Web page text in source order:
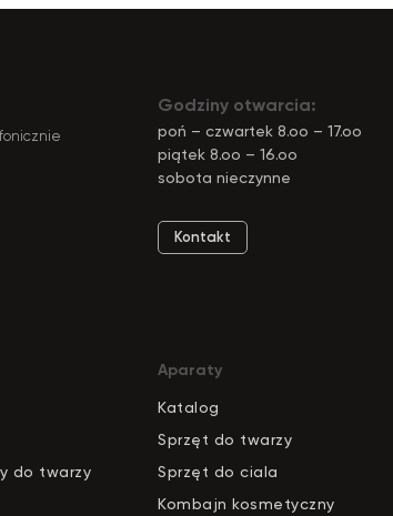
Godziny otwarcia:
poń – czwartek 8.oo – 17.oo
piątek 8.oo – 16.oo
sobota nieczynne
Kontakt
do twarzy
Aparaty
Katalog
Sprzęt do twarzy
Sprzęt do ciala
Kombajn kosmetyczny